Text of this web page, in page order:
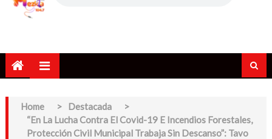
Home > Destacada
>
“En La Lucha Contra El Covid-19 E Incendios Forestales,
Protección Civil Municipal Trabaja Sin Descanso”: Tavo